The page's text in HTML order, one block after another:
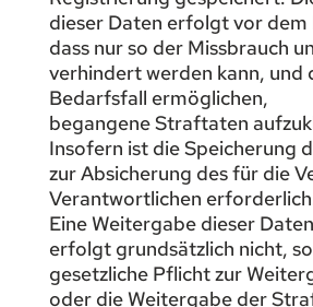
dieser Daten erfolgt vor
dass nur so der Missbrauch
verhindert werden kann, und
Bedarfsfall ermöglichen,
begangene Straftaten
Insofern ist die Speicherung
zur Absicherung des für die
Verantwortlichen
Eine Weitergabe dieser
erfolgt grundsätzlich nicht,
gesetzliche Pflicht zur
oder die Weitergabe der